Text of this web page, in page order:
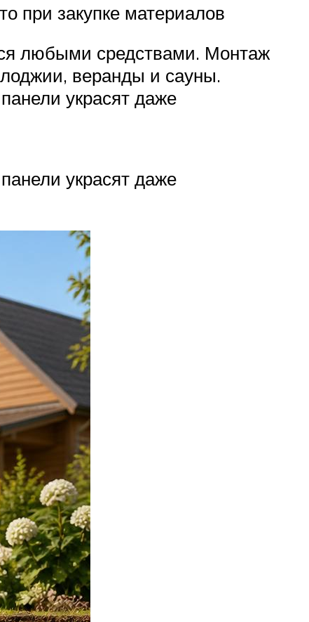
при закупке материалов
любыми средствами. Монтаж
веранды и сауны.
украсят даже
украсят даже